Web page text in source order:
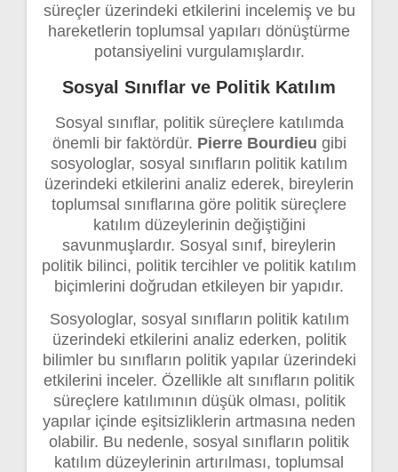
süreçler üzerindeki etkilerini incelemiş ve bu
hareketlerin toplumsal yapıları dönüştürme
potansiyelini vurgulamışlardır.
Sosyal Sınıflar ve Politik Katılım
Sosyal sınıflar, politik süreçlere katılımda
önemli bir faktördür. Pierre Bourdieu gibi
sosyologlar, sosyal sınıfların politik katılım
üzerindeki etkilerini analiz ederek, bireylerin
toplumsal sınıflarına göre politik süreçlere
katılım düzeylerinin değiştiğini
savunmuşlardır. Sosyal sınıf, bireylerin
politik bilinci, politik tercihler ve politik katılım
biçimlerini doğrudan etkileyen bir yapıdır.
Sosyologlar, sosyal sınıfların politik katılım
üzerindeki etkilerini analiz ederken, politik
bilimler bu sınıfların politik yapılar üzerindeki
etkilerini inceler. Özellikle alt sınıfların politik
süreçlere katılımının düşük olması, politik
yapılar içinde eşitsizliklerin artmasına neden
olabilir. Bu nedenle, sosyal sınıfların politik
katılım düzeylerinin artırılması, toplumsal